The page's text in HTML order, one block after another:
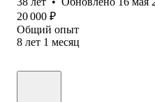
20 000 ₽
Общий опыт
8 лет 1 месяц